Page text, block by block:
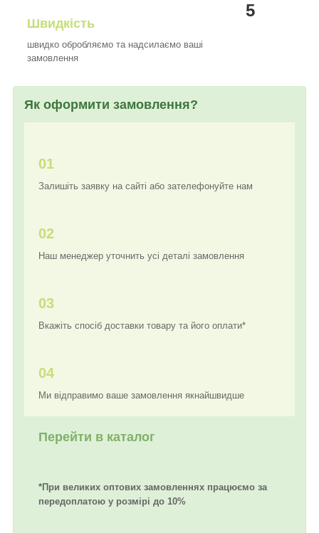
5
Швидкість
швидко обробляємо та надсилаємо ваші
замовлення
Як оформити замовлення?
01
Залишіть заявку на сайті або зателефонуйте нам
02
Наш менеджер уточнить усі деталі замовлення
03
Вкажіть спосіб доставки товару та його оплати*
04
Ми відправимо ваше замовлення якнайшвидше
Перейти в каталог
*При великих оптових замовленнях працюємо за
передоплатою у розмірі до 10%